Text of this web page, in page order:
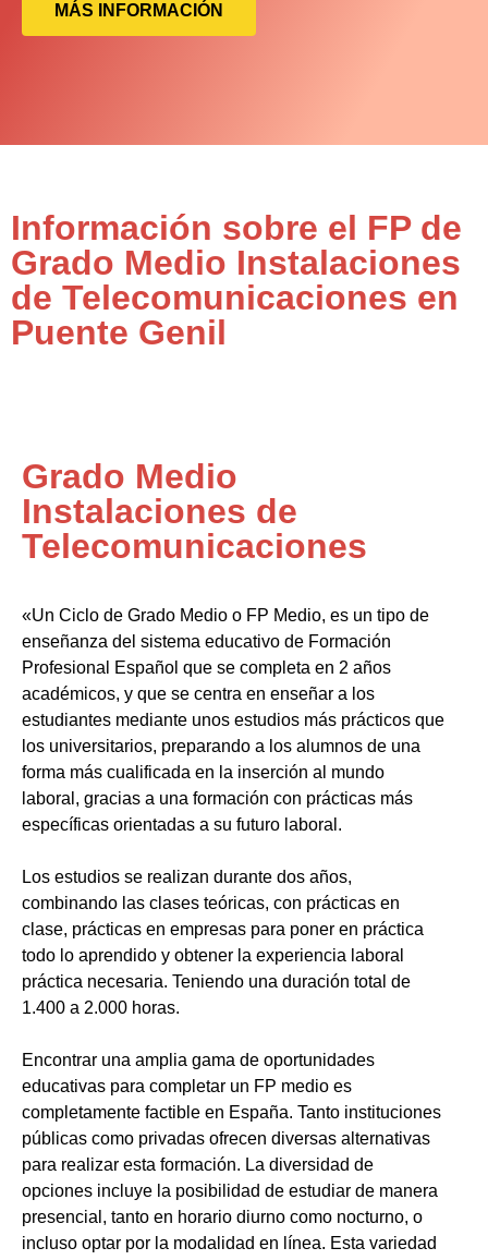
MÁS INFORMACIÓN
Información sobre el FP de
Grado Medio Instalaciones
de Telecomunicaciones en
Puente Genil
Grado Medio
Instalaciones de
Telecomunicaciones
«Un Ciclo de Grado Medio o FP Medio, es un tipo de
enseñanza del sistema educativo de Formación
Profesional Español que se completa en 2 años
académicos, y que se centra en enseñar a los
estudiantes mediante unos estudios más prácticos que
los universitarios, preparando a los alumnos de una
forma más cualificada en la inserción al mundo
laboral, gracias a una formación con prácticas más
específicas orientadas a su futuro laboral.
Los estudios se realizan durante dos años,
combinando las clases teóricas, con prácticas en
clase, prácticas en empresas para poner en práctica
todo lo aprendido y obtener la experiencia laboral
práctica necesaria. Teniendo una duración total de
1.400 a 2.000 horas.
Encontrar una amplia gama de oportunidades
educativas para completar un FP medio es
completamente factible en España. Tanto instituciones
públicas como privadas ofrecen diversas alternativas
para realizar esta formación. La diversidad de
opciones incluye la posibilidad de estudiar de manera
presencial, tanto en horario diurno como nocturno, o
incluso optar por la modalidad en línea. Esta variedad